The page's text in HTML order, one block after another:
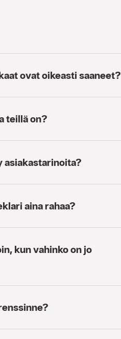
ovat oikeasti saaneet?
teillä on?
asiakastarinoita?
aina rahaa?
kun vahinko on jo